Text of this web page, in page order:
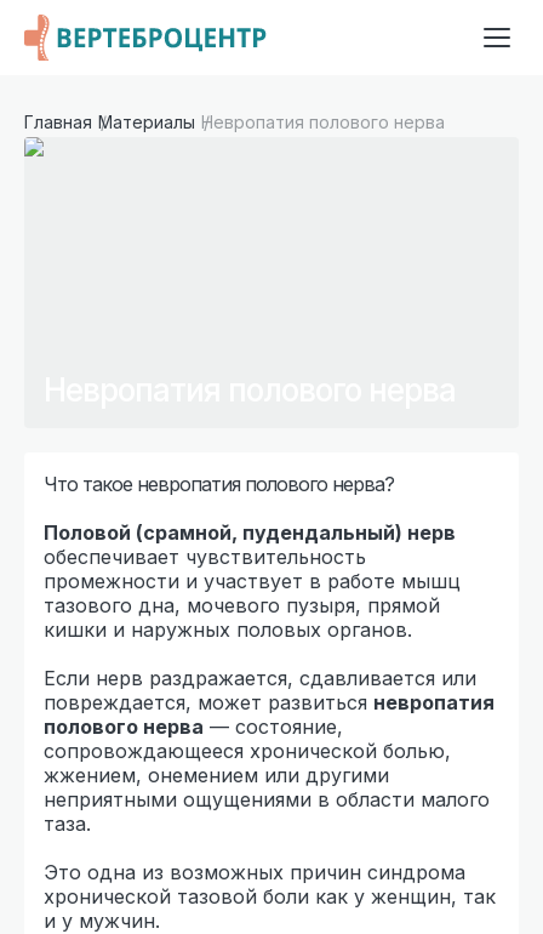
Главная Материалы Невропатия полового нерва
Что такое невропатия полового нерва?
Половой (срамной, пудендальный) нерв
обеспечивает чувствительность
промежности и участвует в работе мышц
тазового дна, мочевого пузыря, прямой
кишки и наружных половых органов.
Если нерв раздражается, сдавливается или
повреждается, может развиться невропатия
полового нерва — состояние,
сопровождающееся хронической болью,
жжением, онемением или другими
неприятными ощущениями в области малого
таза.
Это одна из возможных причин синдрома
хронической тазовой боли как у женщин, так
и у мужчин.